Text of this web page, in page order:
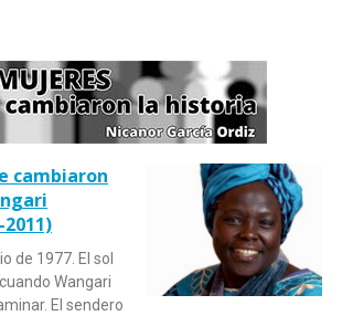
cambiaron
de 1977. El sol
Wangari
El sendero